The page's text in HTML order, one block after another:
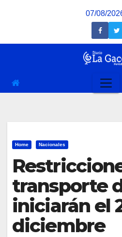
07/08/
Home Nacionales
transporte
iniciarán el
diciembre